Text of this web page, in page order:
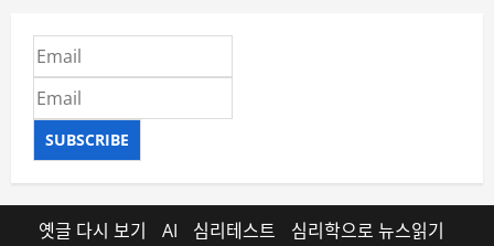
SUBSCRIBE
옛글 다시 보기 AI 심리테스트 심리학으로 뉴스읽기